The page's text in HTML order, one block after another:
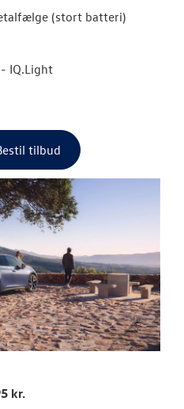
BRUGTE BILER
VÆRKSTED
(stort batteri)
IQ.Light
tilbud
kr.